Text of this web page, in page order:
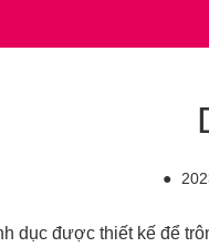
●
dục được thiết kế để